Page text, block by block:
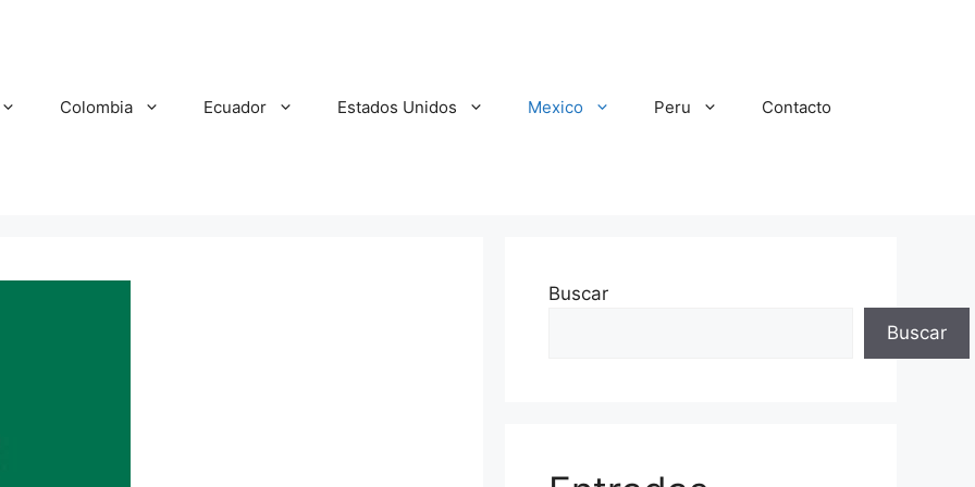
Colombia Ecuador Estados Unidos Mexico Peru Contacto
Buscar
Buscar